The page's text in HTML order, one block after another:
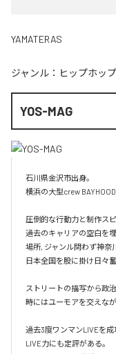
YAMATERAS
ジャンル： ヒップホッ
YOS-MAG
石川県金沢市出身。
横浜の大型crew BAYHOOD
圧倒的な行動力と制作ス
過去のキャリアの空白を
場所, ジャンル問わず神奈
日本全国を股に掛け日々奮
ストリートの描写から政
時にはユーモアを交えな
過去3度ワンマンLIVEを成
LIVE力にも定評がある。